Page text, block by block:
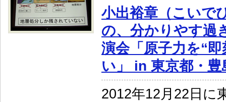
小出裕章（こいで
の、分かりやす過
演会「原子力を“
い」 in 東京都・豊
2012年12月22日に